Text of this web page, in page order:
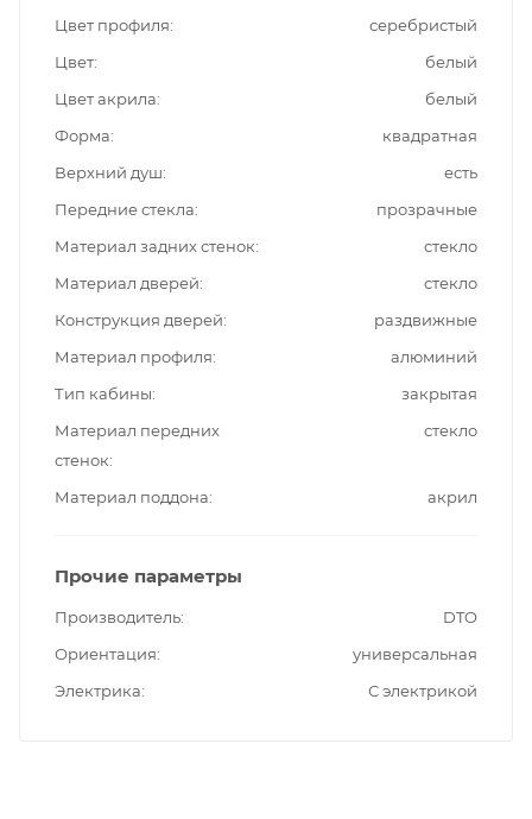
Цвет профиля
серебристый
Цвет
белый
Цвет акрила
белый
Форма
квадратная
Верхний душ
есть
Передние стекла
прозрачные
Материал задних стенок
стекло
Материал дверей
стекло
Конструкция дверей
раздвижные
Материал профиля
алюминий
Тип кабины
закрытая
Материал передних
стенок
стекло
Материал поддона акрил
Прочие параметры
Производитель
DTO
Ориентация
универсальная
Электрика
С электрикой